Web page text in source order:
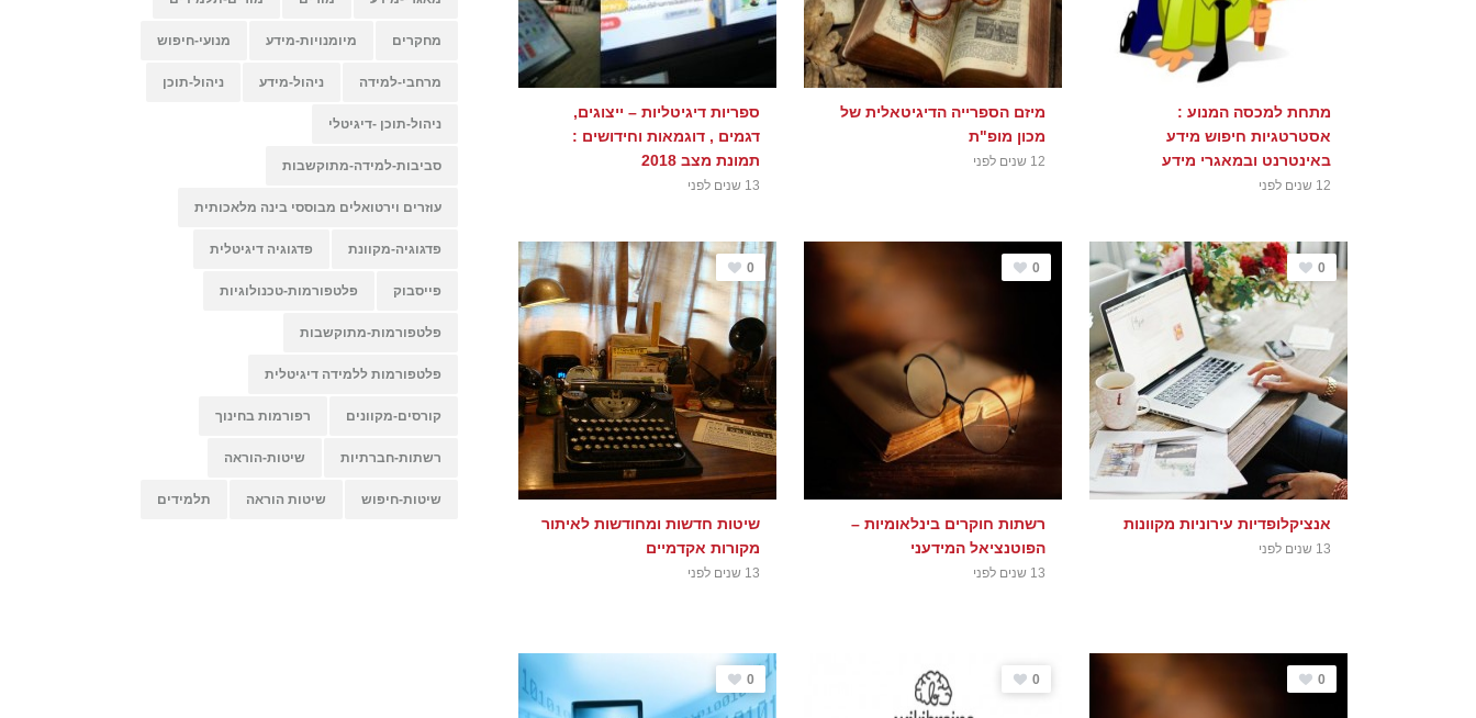
מתחת למכסה המנוע :
אסטרטגיות חיפוש מידע
באינטרנט ובמאגרי מידע
12 שנים לפני
מיזם הספרייה הדיגיטאלית של
מכון מופ"ת
12 שנים לפני
ספריות דיגיטליות – ייצוגים,
דגמים , דוגמאות וחידושים :
תמונת מצב 2018
13 שנים לפני
0
אנציקלופדיות עירוניות מקוונות
13 שנים לפני
0
רשתות חוקרים בינלאומיות –
הפוטנציאל המידעני
13 שנים לפני
0
שיטות חדשות ומחודשות לאיתור
מקורות אקדמיים
13 שנים לפני
0
0
0
מחקרים מיומנויות-מידע מנועי-חיפוש
מרחבי-למידה ניהול-מידע ניהול-תוכן
ניהול-תוכן -דיגיטלי
סביבות-למידה-מתוקשבות
עוזרים וירטואלים מבוססי בינה מלאכותית
פדגוגיה-מקוונת פדגוגיה דיגיטלית
פייסבוק פלטפורמות-טכנולוגיות
פלטפורמות-מתוקשבות
פלטפורמות ללמידה דיגיטלית
קורסים-מקוונים רפורמות בחינוך
רשתות-חברתיות שיטות-הוראה
שיטות-חיפוש שיטות הוראה תלמידים